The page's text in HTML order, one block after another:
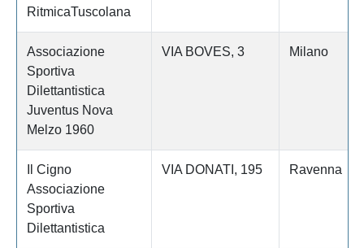
RitmicaTuscolana
Associazione
Sportiva
Dilettantistica
Juventus Nova
Melzo 1960
VIA BOVES, 3 Milano
Il Cigno
Associazione
Sportiva
Dilettantistica
VIA DONATI, 195 Ravenna